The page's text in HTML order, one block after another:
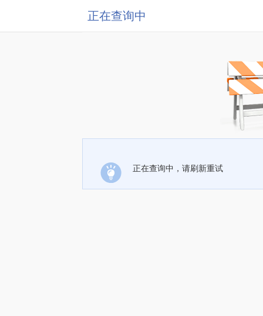
正在查询中
正在查询中，请刷新重试